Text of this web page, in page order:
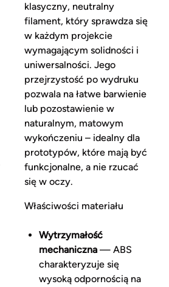
klasyczny, neutralny
filament, który sprawdza się
w każdym projekcie
wymagającym solidności i
uniwersalności. Jego
przejrzystość po wydruku
pozwala na łatwe barwienie
lub pozostawienie w
naturalnym, matowym
wykończeniu – idealny dla
prototypów, które mają być
funkcjonalne, a nie rzucać
się w oczy.
Właściwości materiału
Wytrzymałość
mechaniczna— ABS
charakteryzuje się
wysoką odpornością na